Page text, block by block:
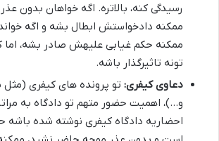
رسیدگی کنه، بالاتره. اگه خواهان بدون
ممکنه دادخواستش ابطال بشه و اگه
ممکنه حکم غیابی علیهش صادر بشه، اما
تونه تاثیرگذار باشه.
دعاوی کیفری: تو پرونده های کیفری
و…)، اهمیت حضور متهم تو دادگاه به
احضاریه دادگاه کیفری نوشته شده باشه